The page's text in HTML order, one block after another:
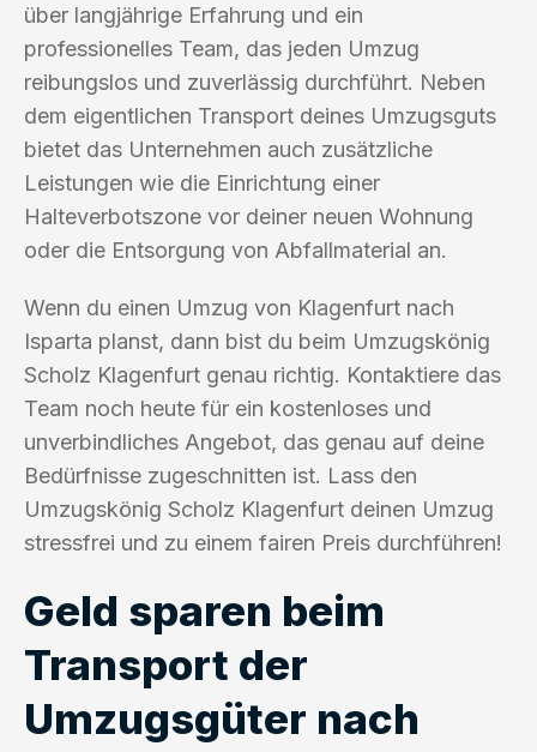
über langjährige Erfahrung und ein
professionelles Team, das jeden Umzug
reibungslos und zuverlässig durchführt. Neben
dem eigentlichen Transport deines Umzugsguts
bietet das Unternehmen auch zusätzliche
Leistungen wie die Einrichtung einer
Halteverbotszone vor deiner neuen Wohnung
oder die Entsorgung von Abfallmaterial an.
Wenn du einen Umzug von Klagenfurt nach
Isparta planst, dann bist du beim Umzugskönig
Scholz Klagenfurt genau richtig. Kontaktiere das
Team noch heute für ein kostenloses und
unverbindliches Angebot, das genau auf deine
Bedürfnisse zugeschnitten ist. Lass den
Umzugskönig Scholz Klagenfurt deinen Umzug
stressfrei und zu einem fairen Preis durchführen!
Geld sparen beim
Transport der
Umzugsgüter nach